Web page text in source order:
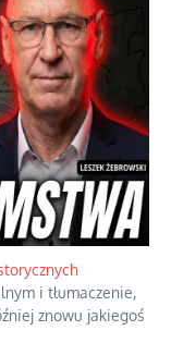
i tłumaczenie,
znowu jakiegoś